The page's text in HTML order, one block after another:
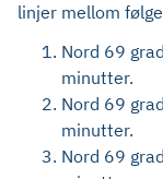
linjer mellom
Nord 69
minutter.
Nord 69
minutter.
Nord 69